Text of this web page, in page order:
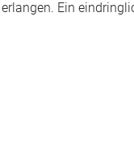
Ein